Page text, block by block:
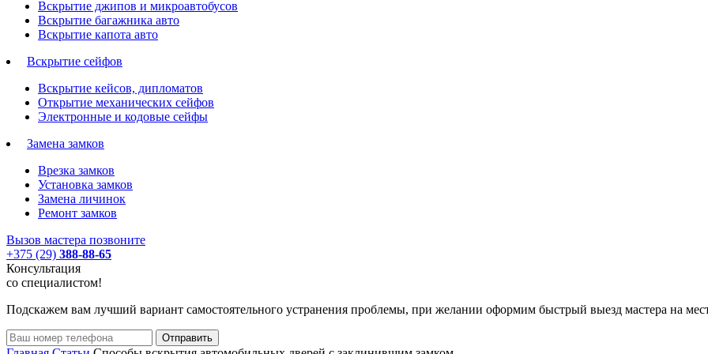
Вскрытие джипов и микроавтобусов
Вскрытие багажника авто
Вскрытие капота авто
Вскрытие сейфов
Вскрытие кейсов, дипломатов
Открытие механических сейфов
Электронные и кодовые сейфы
Замена замков
Врезка замков
Установка замков
Замена личинок
Ремонт замков
Вызов мастера позвоните
+375 (29) 388-88-65
Консультация
со специалистом!
Подскажем вам лучший вариант самостоятельного устранения проблемы, при желании оформим быстрый выезд мастера на